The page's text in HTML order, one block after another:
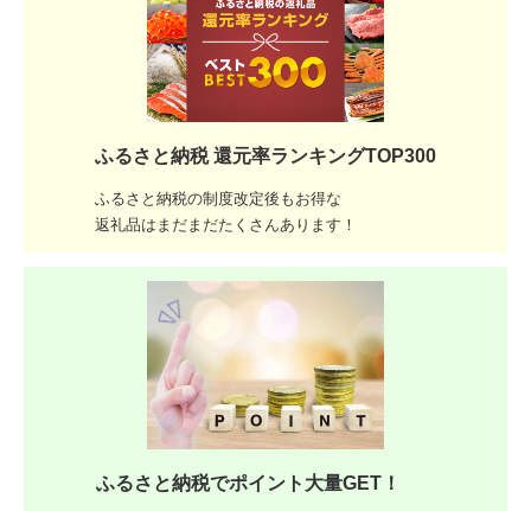
ふるさと納税 還元率ランキングTOP300
ふるさと納税の制度改定後もお得な
返礼品はまだまだたくさんあります！
ふるさと納税でポイント大量GET！